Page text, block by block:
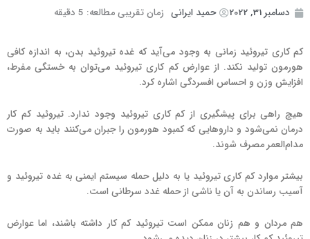
دسامبر 31, 2022 حمید ایرانی زمان تقریبی مطالعه: 5 دقیقه
کم کاری تیروئید زمانی به وجود می‌آید که غده تیروئید بدن، به اندازه کافی
هورمون تولید نکند. از عوارض کم کاری تیروئید می‌توان به خستگی مفرط،
افزایش وزن و احساس افسردگی اشاره کرد.
هیچ راهی برای پیشگیری از کم کاری تیروئید وجود ندارد. تیروئید کم کار
درمان نمی‌شود و داروهایی که کمبود هورمون را جبران می‌کنند باید به صورت
مدام‌العمر مصرف شوند.
بیشتر موارد کم کاری تیروئید یا به دلیل حمله سیستم ایمنی به غده تیروئید و
آسیب رساندن به آن یا ناشی از حمله غدد سرطانی است.
هم مردان و هم زنان ممکن است تیروئید کم کار داشته باشند، اما عوارض